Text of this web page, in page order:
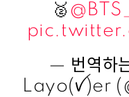
🥈
— 번역하
Layo(ꪜ)er